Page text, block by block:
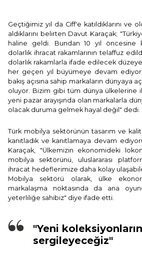
Geçtiğimiz yıl da Ciff'e katıldıklarını ve
aldıklarını belirten Davut Karaçak;
haline geldi. Bundan 10 yıl öncesine
dolarlık ihracat rakamlarının telaffuz
dolarlık rakamlarla ifade edilecek
her geçen yıl büyümeye devam
bakış açısına sahip markaların dünyaya
oluyor. Bizim gibi tüm dünya ülkelerine
yeni pazar arayışında olan markalarla
olacak duruma gelmek hayal değil" dedi.
Türk mobilya sektörünün tasarım ve
kanıtladık ve kanıtlamaya devam
Karaçak, "Ülkemizin ekonomideki
mobilya sektörünü, uluslararası
ihracat hedeflerimize daha kolay
Mobilya sektörü olarak, ülke
markalaşma noktasında da ana
yeterliliğe sahibiz" diye ifade etti.
"Yeni
sergileyeceğiz"